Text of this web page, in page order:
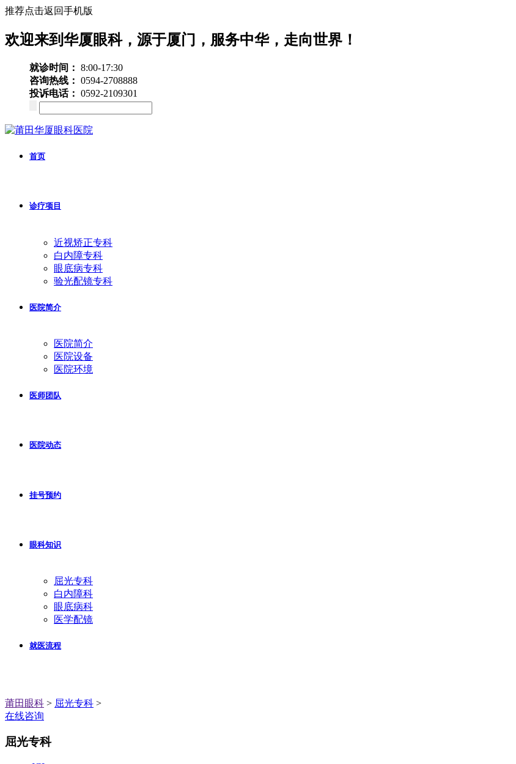
推荐点击返回手机版
欢迎来到华厦眼科，源于厦门，服务中华，走向世界！
就诊时间： 8:00-17:30
咨询热线： 0594-2708888
投诉电话： 0592-2109301
首页
诊疗项目
近视矫正专科
白内障专科
眼底病专科
验光配镜专科
医院简介
医院简介
医院设备
医院环境
医师团队
医院动态
挂号预约
眼科知识
屈光专科
白内障科
眼底病科
医学配镜
就医流程
莆田眼科 > 屈光专科 >
在线咨询
屈光专科